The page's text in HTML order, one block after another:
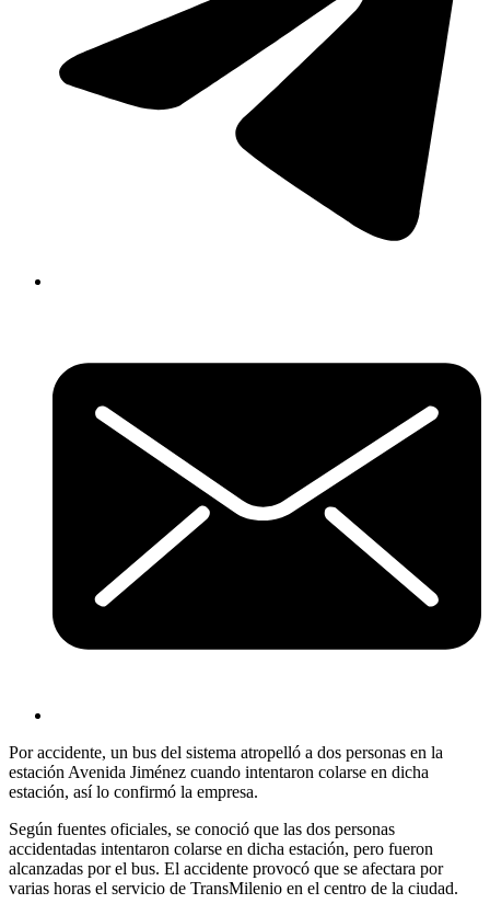
Por accidente, un bus del sistema atropelló a dos personas en la
estación Avenida Jiménez cuando intentaron colarse en dicha
estación, así lo confirmó la empresa.
Según fuentes oficiales, se conoció que las dos personas
accidentadas intentaron colarse en dicha estación, pero fueron
alcanzadas por el bus. El accidente provocó que se afectara por
varias horas el servicio de TransMilenio en el centro de la ciudad.